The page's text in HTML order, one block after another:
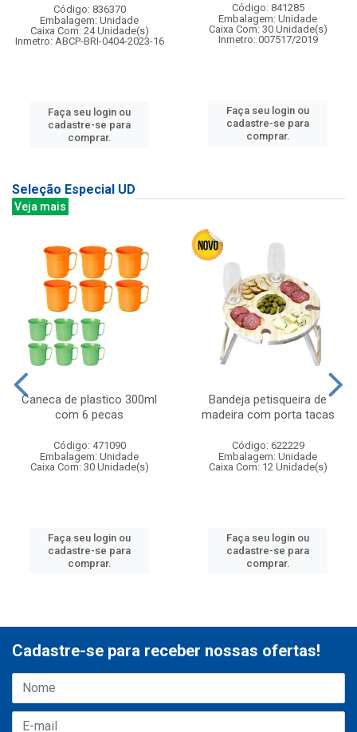
Código: 836370
Embalagem: Unidade
Caixa Com: 24 Unidade(s)
Inmetro: ABCP-BRI-0404-2023-16
Faça seu login ou
cadastre-se para
comprar.
Código: 841285
Embalagem: Unidade
Caixa Com: 30 Unidade(s)
Inmetro: 007517/2019
Faça seu login ou
cadastre-se para
comprar.
Seleção Especial UD
Veja mais
Caneca de plastico 300ml
com 6 pecas
Código: 471090
Embalagem: Unidade
Caixa Com: 30 Unidade(s)
Faça seu login ou
cadastre-se para
comprar.
Bandeja petisqueira de
madeira com porta tacas
Código: 622229
Embalagem: Unidade
Caixa Com: 12 Unidade(s)
Faça seu login ou
cadastre-se para
comprar.
Cadastre-se para receber nossas ofertas!